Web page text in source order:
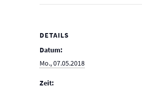
DETAILS
Datum:
Mo., 07.05.2018
Zeit: